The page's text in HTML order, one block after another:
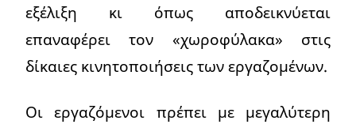
εξέλιξη κι όπως αποδεικνύεται
επαναφέρει τον «χωροφύλακα» στις
δίκαιες κινητοποιήσεις των εργαζομένων.
Οι εργαζόμενοι πρέπει με μεγαλύτερη